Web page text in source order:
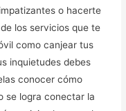
o hacerte
los servicios que te
como canjear tus
inquietudes debes
conocer cómo
se logra conectar la